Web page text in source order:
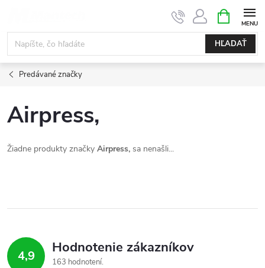
obsah
HĽADAŤ
KOŠÍK
Predávané značky
Airpress,
Žiadne produkty značky Airpress, sa nenašli...
4,9 Hodnotenie zákazníkov
163 hodnotení